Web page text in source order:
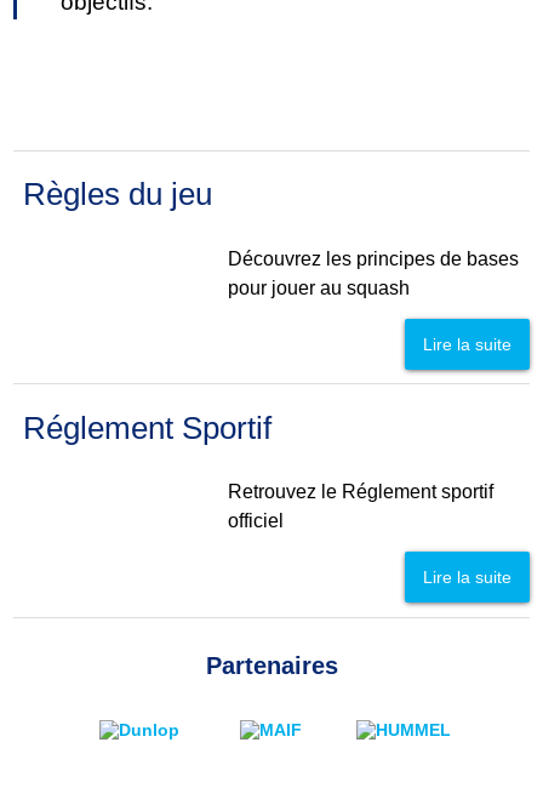
Règles du jeu
Découvrez les principes de bases
pour jouer au squash
Lire la suite
Réglement Sportif
Retrouvez le Réglement sportif
officiel
Lire la suite
Partenaires